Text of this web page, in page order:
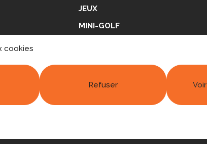
cookies
Refuser
JEUX
MINI-GOLF